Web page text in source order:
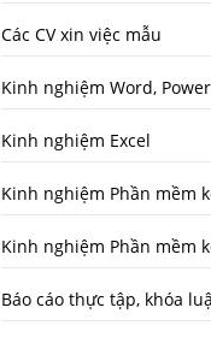
Các CV xin việc mẫu
Kinh nghiệm Word,
Kinh nghiệm Excel
Kinh nghiệm Phần mềm
Kinh nghiệm Phần mềm
Báo cáo thực tập, khóa